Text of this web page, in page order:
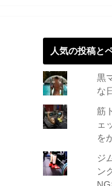
人気の投稿と
黒
な
筋
ェ
を
ジ
ン